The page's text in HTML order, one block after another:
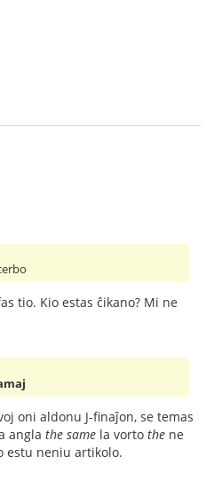
tio. Kio estas ĉikano? Mi ne
oni aldonu J-finaĵon, se temas
angla the same la vorto the ne
estu neniu artikolo.